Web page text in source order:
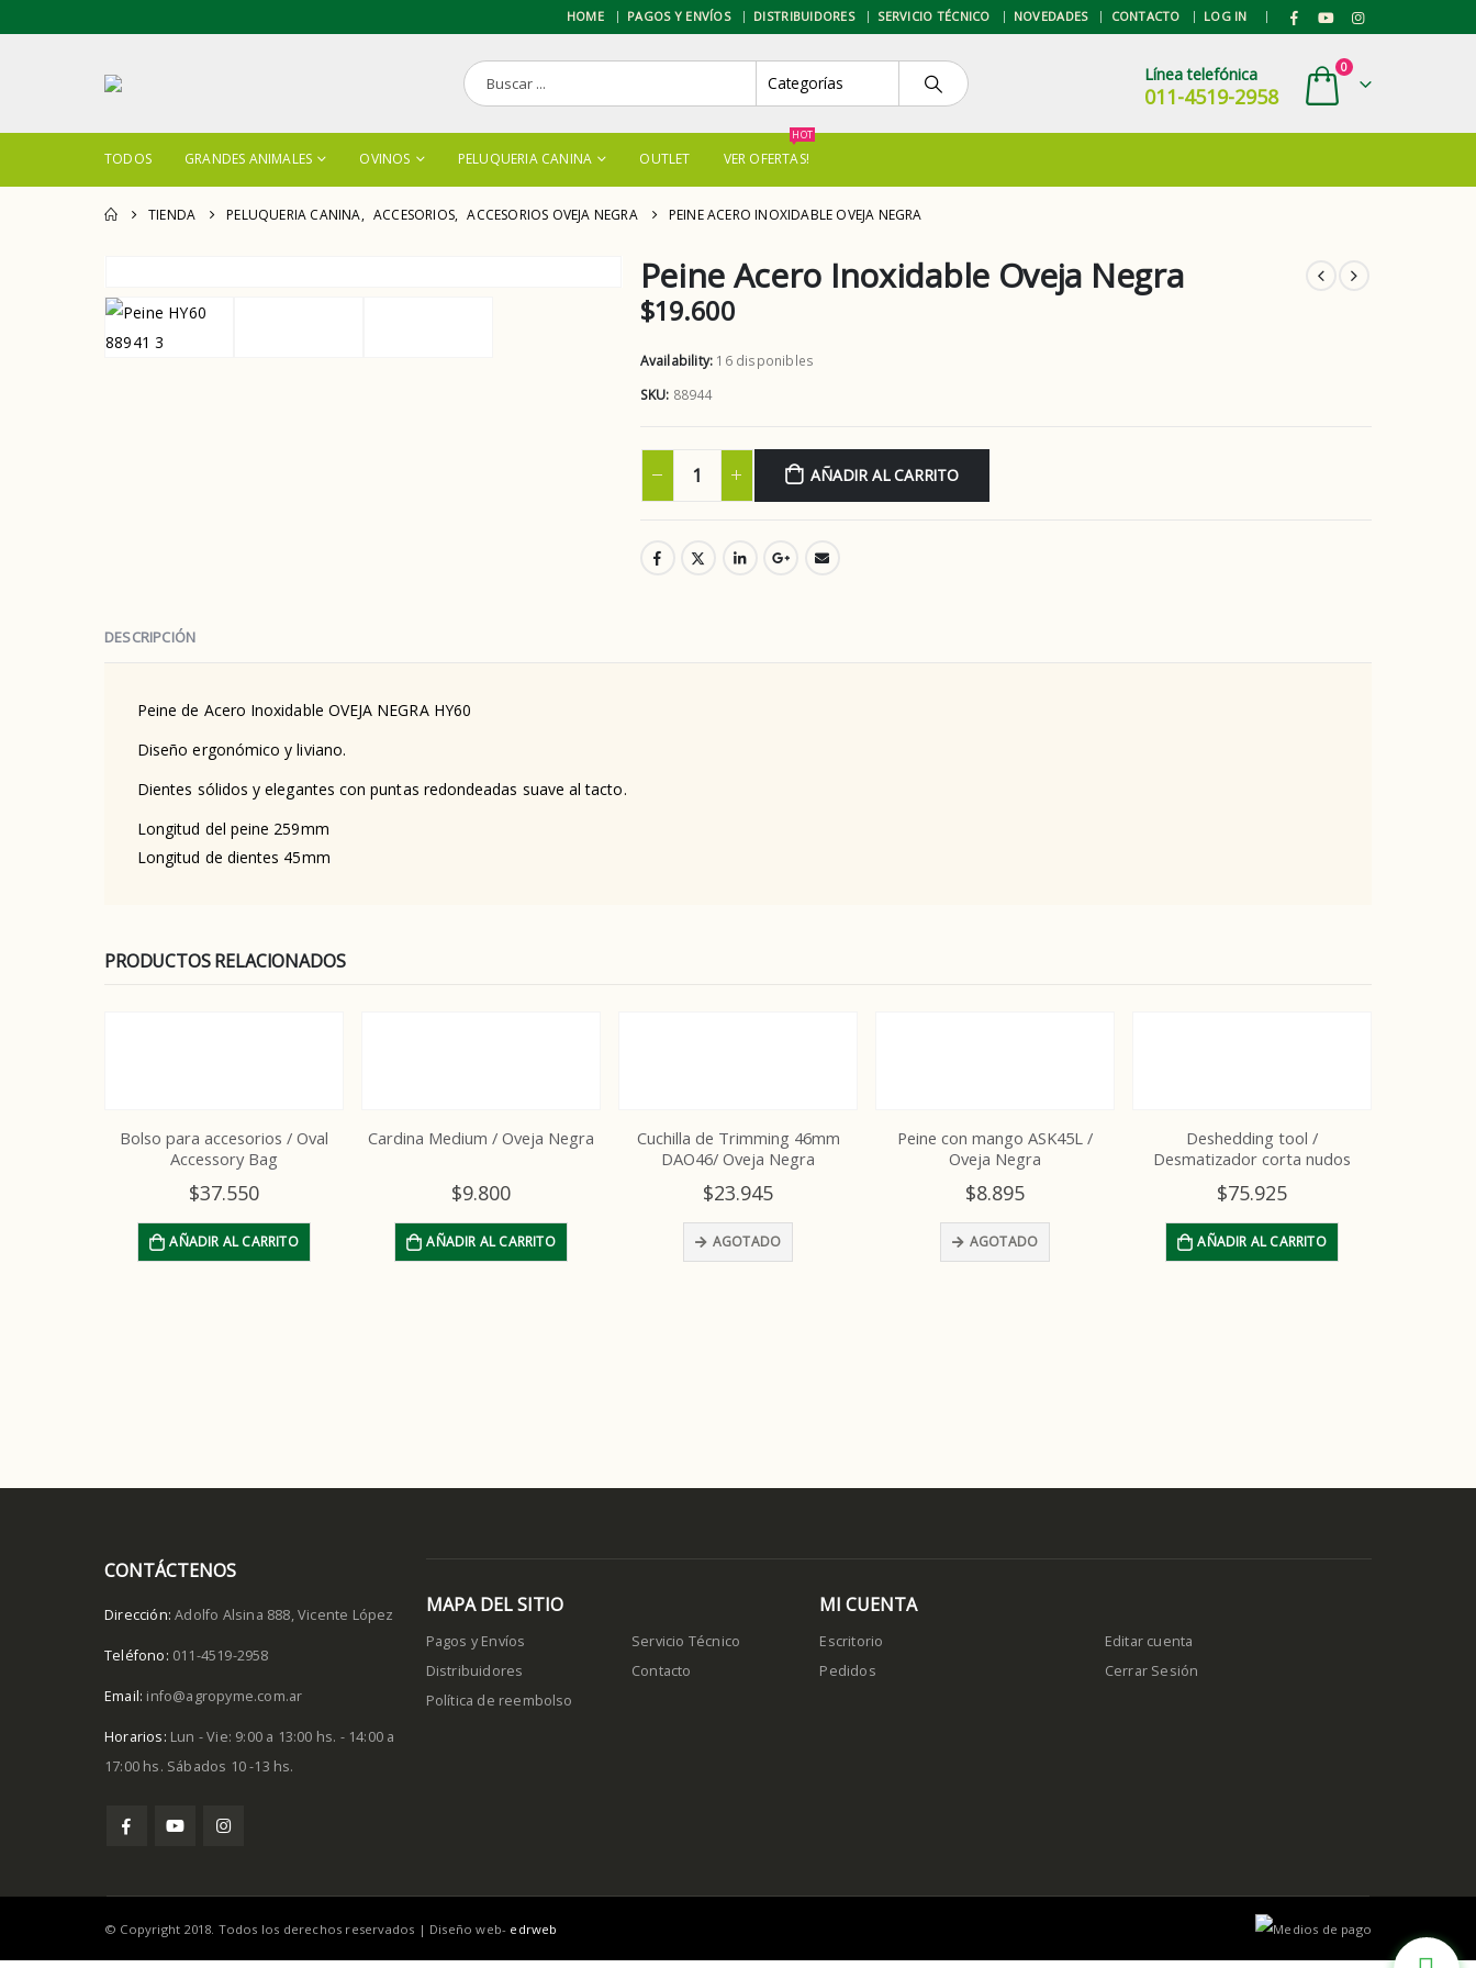
HOME PAGOS Y ENVÍOS DISTRIBUIDORES SERVICIO TÉCNICO NOVEDADES CONTACTO LOG IN |
Línea telefónica
011-4519-2958
0
TODOS GRANDES ANIMALES OVINOS PELUQUERIA CANINA OUTLET VER OFERTAS!
HOT
TIENDA PELUQUERIA CANINA, ACCESORIOS, ACCESORIOS OVEJA NEGRA PEINE ACERO INOXIDABLE OVEJA NEGRA
Peine Acero Inoxidable Oveja Negra
$19.600
Availability: 16 disponibles
SKU: 88944
AÑADIR AL CARRITO
DESCRIPCIÓN
Peine de Acero Inoxidable OVEJA NEGRA HY60
Diseño ergonómico y liviano.
Dientes sólidos y elegantes con puntas redondeadas suave al tacto.
Longitud del peine 259mm
Longitud de dientes 45mm
PRODUCTOS RELACIONADOS
Bolso para accesorios / Oval
Accessory Bag
$37.550
AÑADIR AL CARRITO
Cardina Medium / Oveja Negra
$9.800
AÑADIR AL CARRITO
Cuchilla de Trimming 46mm
DAO46/ Oveja Negra
$23.945
AGOTADO
Peine con mango ASK45L /
Oveja Negra
$8.895
AGOTADO
Deshedding tool /
Desmatizador corta nudos
$75.925
AÑADIR AL CARRITO
CONTÁCTENOS
Dirección: Adolfo Alsina 888, Vicente López
Teléfono: 011-4519-2958
Email: info@agropyme.com.ar
Horarios: Lun - Vie: 9:00 a 13:00 hs. - 14:00 a
17:00 hs. Sábados 10 -13 hs.
MAPA DEL SITIO
Pagos y Envíos
Distribuidores
Política de reembolso
Servicio Técnico
Contacto
MI CUENTA
Escritorio
Pedidos
Editar cuenta
Cerrar Sesión
© Copyright 2018. Todos los derechos reservados | Diseño web- edrweb